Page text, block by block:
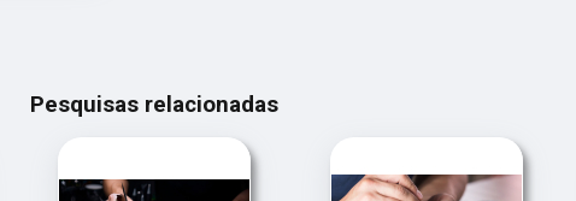
Pesquisas relacionadas